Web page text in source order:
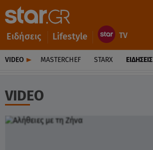
Ειδήσεις Lifestyle
VIDEO MASTERCHEF STARX ΕΙΔΉΣΕΙΣ
VIDEO